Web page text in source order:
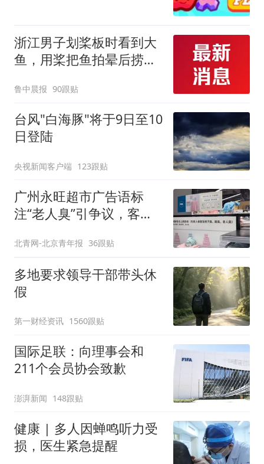
浙江男子划桨板时看到大
鱼，用桨把鱼拍晕后捞
两，做成红烧辣子鱼块，
味道很好
鲁中晨报 90跟贴
台风"白海豚"将于9日至10
日登陆
央视新闻客户端 123跟贴
广州永旺超市广告语标
注“老人臭”引争议，客服
北青网-北京青年报 36跟贴
多地要求领导干部带头休
假
第一财经资讯 1560跟贴
国际足联：向理事会和
211个会员协会致歉
澎湃新闻 148跟贴
健康 | 多人因蝉鸣听力受
损，医生紧急提醒